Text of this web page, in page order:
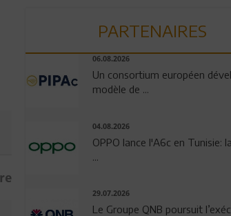
PARTENAIRES
06.08.2026
Un consortium européen
modèle de ...
04.08.2026
OPPO lance l'A6c en Tunisie:
29.07.2026
Le Groupe QNB poursuit